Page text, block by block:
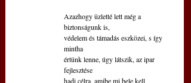
Azazhogy üzletté lett még a
biztonságunk is,
védelem és támadás eszközei, s így
mintha
értünk lenne, úgy látszik, az ipar
fejlesztése
hadi célra, amibe mi bele kell